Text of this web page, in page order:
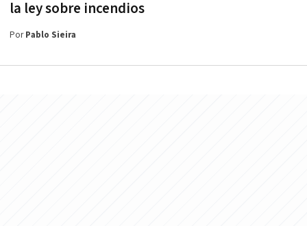
la ley sobre incendios
PorPablo Sieira